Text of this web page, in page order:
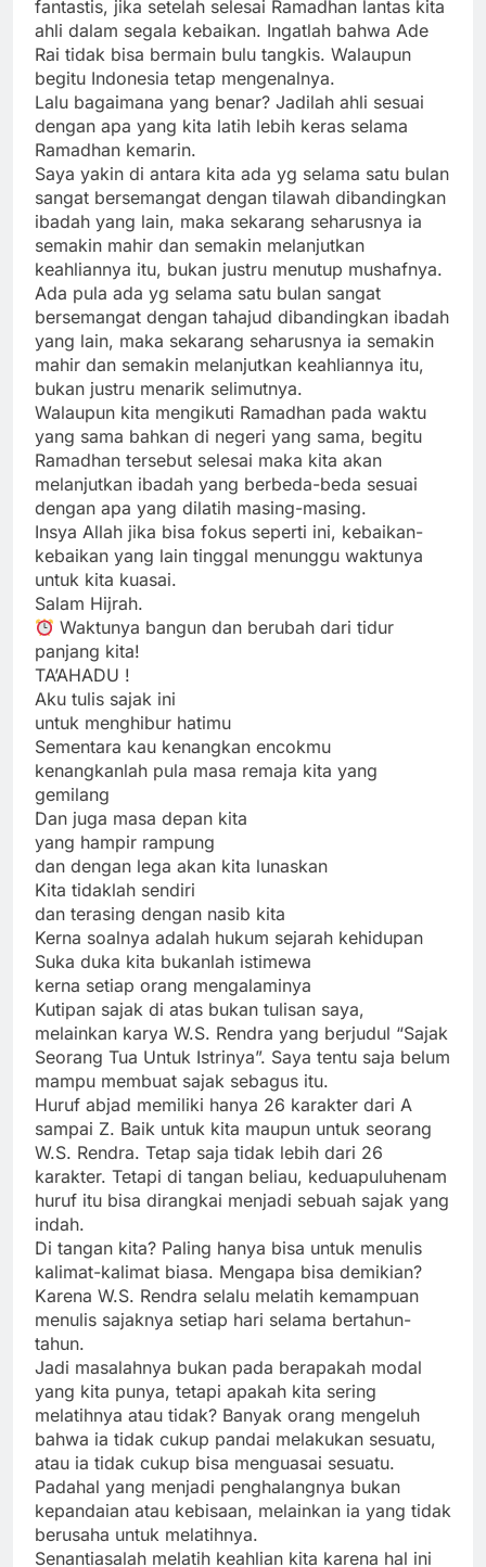
fantastis, jika setelah selesai Ramadhan lantas kita
ahli dalam segala kebaikan. Ingatlah bahwa Ade
Rai tidak bisa bermain bulu tangkis. Walaupun
begitu Indonesia tetap mengenalnya.
Lalu bagaimana yang benar? Jadilah ahli sesuai
dengan apa yang kita latih lebih keras selama
Ramadhan kemarin.
Saya yakin di antara kita ada yg selama satu bulan
sangat bersemangat dengan tilawah dibandingkan
ibadah yang lain, maka sekarang seharusnya ia
semakin mahir dan semakin melanjutkan
keahliannya itu, bukan justru menutup mushafnya.
Ada pula ada yg selama satu bulan sangat
bersemangat dengan tahajud dibandingkan ibadah
yang lain, maka sekarang seharusnya ia semakin
mahir dan semakin melanjutkan keahliannya itu,
bukan justru menarik selimutnya.
Walaupun kita mengikuti Ramadhan pada waktu
yang sama bahkan di negeri yang sama, begitu
Ramadhan tersebut selesai maka kita akan
melanjutkan ibadah yang berbeda-beda sesuai
dengan apa yang dilatih masing-masing.
Insya Allah jika bisa fokus seperti ini, kebaikan-
kebaikan yang lain tinggal menunggu waktunya
untuk kita kuasai.
Salam Hijrah.
Waktunya bangun dan berubah dari tidur
panjang kita!
TA’AHADU !
Aku tulis sajak ini
untuk menghibur hatimu
Sementara kau kenangkan encokmu
kenangkanlah pula masa remaja kita yang
gemilang
Dan juga masa depan kita
yang hampir rampung
dan dengan lega akan kita lunaskan
Kita tidaklah sendiri
dan terasing dengan nasib kita
Kerna soalnya adalah hukum sejarah kehidupan
Suka duka kita bukanlah istimewa
kerna setiap orang mengalaminya
Kutipan sajak di atas bukan tulisan saya,
melainkan karya W.S. Rendra yang berjudul “Sajak
Seorang Tua Untuk Istrinya”. Saya tentu saja belum
mampu membuat sajak sebagus itu.
Huruf abjad memiliki hanya 26 karakter dari A
sampai Z. Baik untuk kita maupun untuk seorang
W.S. Rendra. Tetap saja tidak lebih dari 26
karakter. Tetapi di tangan beliau, keduapuluhenam
huruf itu bisa dirangkai menjadi sebuah sajak yang
indah.
Di tangan kita? Paling hanya bisa untuk menulis
kalimat-kalimat biasa. Mengapa bisa demikian?
Karena W.S. Rendra selalu melatih kemampuan
menulis sajaknya setiap hari selama bertahun-
tahun.
Jadi masalahnya bukan pada berapakah modal
yang kita punya, tetapi apakah kita sering
melatihnya atau tidak? Banyak orang mengeluh
bahwa ia tidak cukup pandai melakukan sesuatu,
atau ia tidak cukup bisa menguasai sesuatu.
Padahal yang menjadi penghalangnya bukan
kepandaian atau kebisaan, melainkan ia yang tidak
berusaha untuk melatihnya.
Senantiasalah melatih keahlian kita karena hal ini